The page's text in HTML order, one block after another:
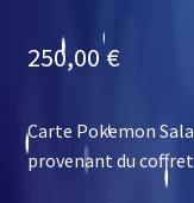
250,00 €
Carte Pokemon
provenant du coffret